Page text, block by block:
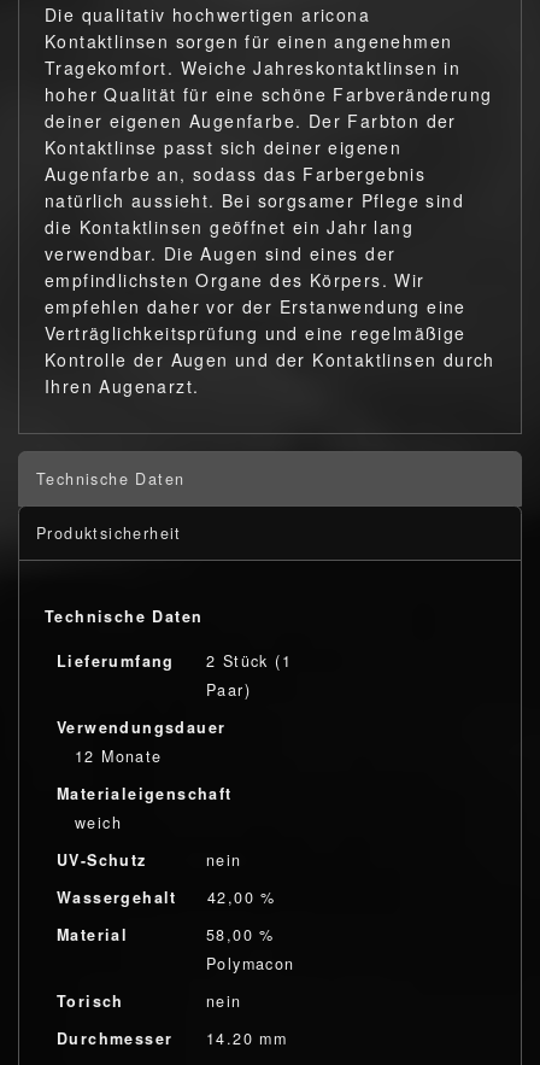
Die qualitativ hochwertigen aricona
Kontaktlinsen sorgen für einen angenehmen
Tragekomfort. Weiche Jahreskontaktlinsen in
hoher Qualität für eine schöne Farbveränderung
deiner eigenen Augenfarbe. Der Farbton der
Kontaktlinse passt sich deiner eigenen
Augenfarbe an, sodass das Farbergebnis
natürlich aussieht. Bei sorgsamer Pflege sind
die Kontaktlinsen geöffnet ein Jahr lang
verwendbar. Die Augen sind eines der
empfindlichsten Organe des Körpers. Wir
empfehlen daher vor der Erstanwendung eine
Verträglichkeitsprüfung und eine regelmäßige
Kontrolle der Augen und der Kontaktlinsen durch
Ihren Augenarzt.
Technische Daten
Produktsicherheit
Technische Daten
Lieferumfang
2 Stück (1
Paar)
Verwendungsdauer
12 Monate
Materialeigenschaft
weich
UV-Schutz
nein
Wassergehalt
42,00 %
Material
58,00 %
Polymacon
Torisch
nein
Durchmesser
14.20 mm